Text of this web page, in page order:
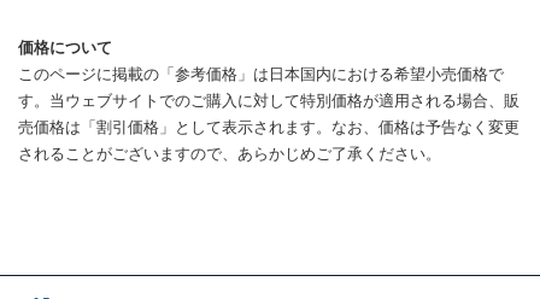
価格について
このページに掲載の「参考価格」は日本国内における希望小売価格で
す。当ウェブサイトでのご購入に対して特別価格が適用される場合、販
売価格は「割引価格」として表示されます。なお、価格は予告なく変更
されることがございますので、あらかじめご了承ください。